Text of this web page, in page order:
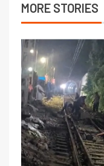
MORE STORIES